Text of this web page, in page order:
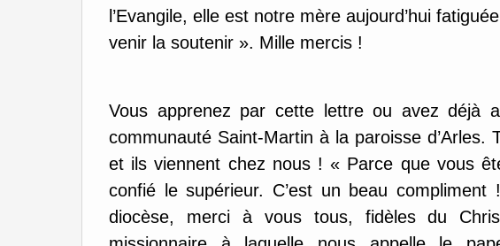
l’Evangile, elle est notre mère aujourd’hui
venir la soutenir ». Mille mercis !
Vous apprenez par cette lettre ou avez déjà
communauté Saint-Martin à la paroisse d’Arles.
et ils viennent chez nous ! « Parce que vous
confié le supérieur. C’est un beau
diocèse, merci à vous tous, fidèles du